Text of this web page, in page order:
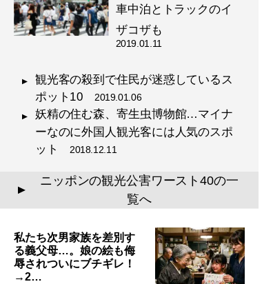
車中泊とトラックのイ
ザコザも
2019.01.11
観光客の殺到で住民が迷惑しているス
ポット10 2019.01.06
妖精の住む森、寄生虫博物館…マイナ
ーなのに外国人観光客には人気のスポ
ット 2018.12.11
▲
ニッポンの観光公害ワースト40の一
覧へ
私たち次男家族を差別す
る義父母…。娘の絵も侮
辱されついにブチギレ！
→2…